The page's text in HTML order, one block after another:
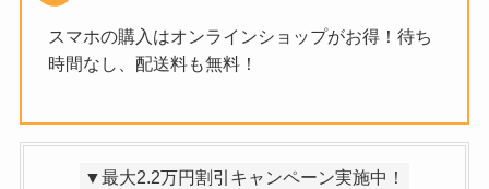
スマホの購入はオンラインショップがお得！待ち
時間なし、配送料も無料！
▼最大2.2万円割引キャンペーン実施中！